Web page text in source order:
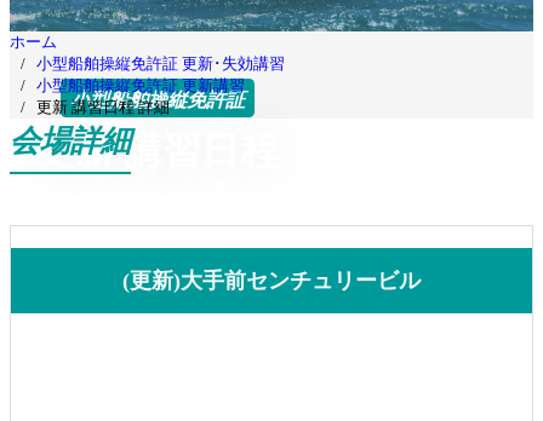
小型船舶操縦免許証
更新 講習日程
ホーム
小型船舶操縦免許証 更新･失効講習
小型船舶操縦免許証 更新講習
更新 講習日程 詳細
会場詳細
(更新)大手前センチュリービル